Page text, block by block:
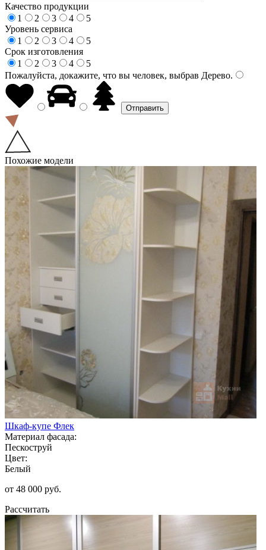
Качество продукции
1
2 3 4
5
Уровень сервиса
1
2 3 4
5
Срок изготовления
1
2 3 4
5
Пожалуйста, докажите, что вы человек, выбрав Дерево.
Похожие модели
Шкаф-купе Флек
Материал фасада:
Пескоструй
Цвет:
Белый
от 48 000 руб.
Рассчитать